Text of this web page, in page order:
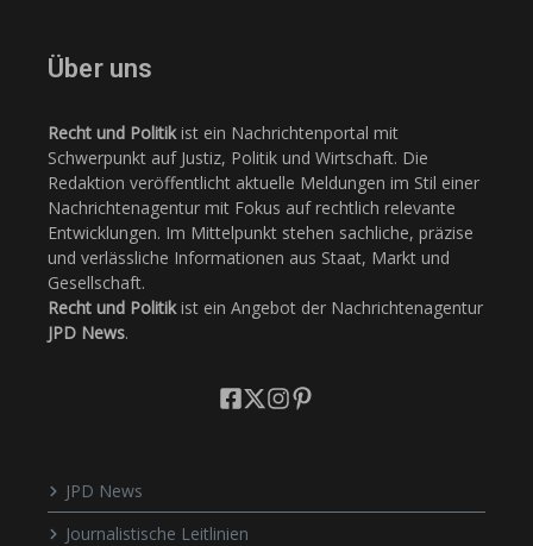
Über uns
Recht und Politikist ein Nachrichtenportal mit
Schwerpunkt auf Justiz, Politik und Wirtschaft. Die
Redaktion veröffentlicht aktuelle Meldungen im Stil einer
Nachrichtenagentur mit Fokus auf rechtlich relevante
Entwicklungen. Im Mittelpunkt stehen sachliche, präzise
und verlässliche Informationen aus Staat, Markt und
Gesellschaft.
Recht und Politikist ein Angebot der Nachrichtenagentur
JPD News.
JPD News
Journalistische Leitlinien